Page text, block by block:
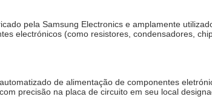
pela Samsung Electronics e amplamente
electrónicos (como resistores, condensadores,
de alimentação de componentes
precisão na placa de circuito em seu local